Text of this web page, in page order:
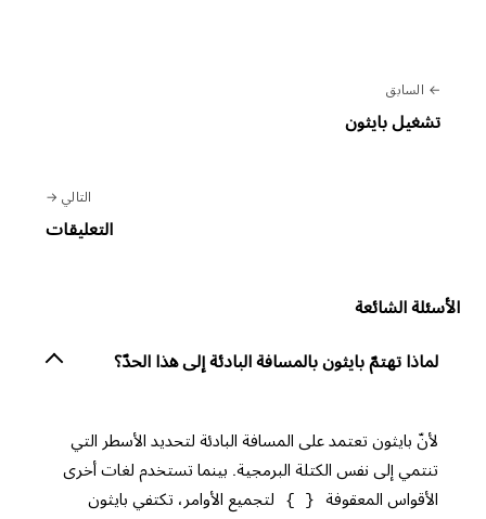
السابق
تشغيل بايثون
التالي
التعليقات
الأسئلة الشائعة
لماذا تهتمّ بايثون بالمسافة البادئة إلى هذا الحدّ؟
لأنّ بايثون تعتمد على المسافة البادئة لتحديد الأسطر التي
تنتمي إلى نفس الكتلة البرمجية. بينما تستخدم لغات أخرى
الأقواس المعقوفة
{ }
لتجميع الأوامر، تكتفي بايثون